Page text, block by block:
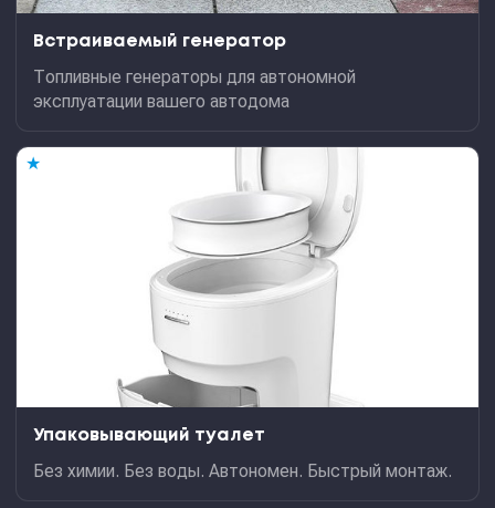
Встраиваемый генератор
Топливные генераторы для автономной
эксплуатации вашего автодома
★
Упаковывающий туалет
Без химии. Без воды. Автономен. Быстрый монтаж.